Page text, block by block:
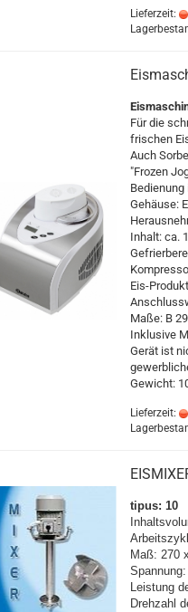
Lieferzeit:
Für die
frischen
Auch
"Frozen
Bedienung
Gehäuse:
Inhalt: ca.
Eis-
Maße: B
Inklusive
Gerät ist
Gewicht:
Lieferzeit:
tipus: 10
Maß: 270
Leistung
Drehzahl